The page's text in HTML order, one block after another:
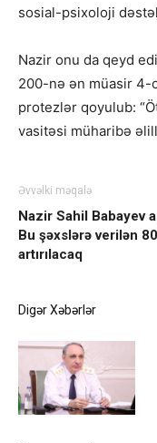
sosial-psixoloji
Nazir onu da qeyd
200-nə ən müasir 4-
protezlər qoyulub:
vasitəsi müharibə
Əvvəlki məqalə
Nazir Sahil Babayev
Bu şəxslərə verilən
artırılacaq
Digər Xəbərlər